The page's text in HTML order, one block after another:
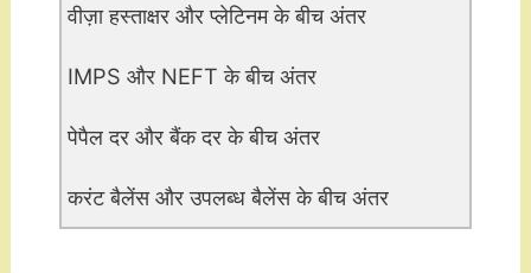
वीज़ा हस्ताक्षर और प्लेटिनम के बीच अंतर
IMPS और NEFT के बीच अंतर
पेपैल दर और बैंक दर के बीच अंतर
करंट बैलेंस और उपलब्ध बैलेंस के बीच अंतर